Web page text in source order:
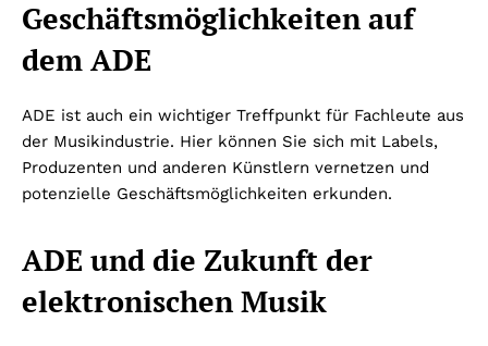
Geschäftsmöglichkeiten auf
dem ADE
ADE ist auch ein wichtiger Treffpunkt für Fachleute aus
der Musikindustrie. Hier können Sie sich mit Labels,
Produzenten und anderen Künstlern vernetzen und
potenzielle Geschäftsmöglichkeiten erkunden.
ADE und die Zukunft der
elektronischen Musik